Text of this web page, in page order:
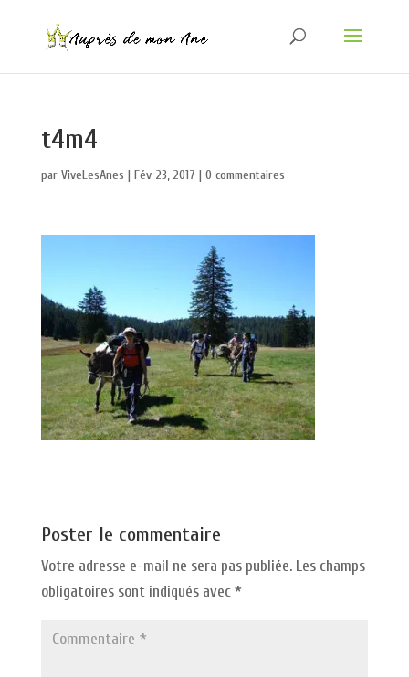
t4m4
par ViveLesAnes | Fév 23, 2017 | 0 commentaires
Poster le commentaire
Votre adresse e-mail ne sera pas publiée. Les champs
obligatoires sont indiqués avec *